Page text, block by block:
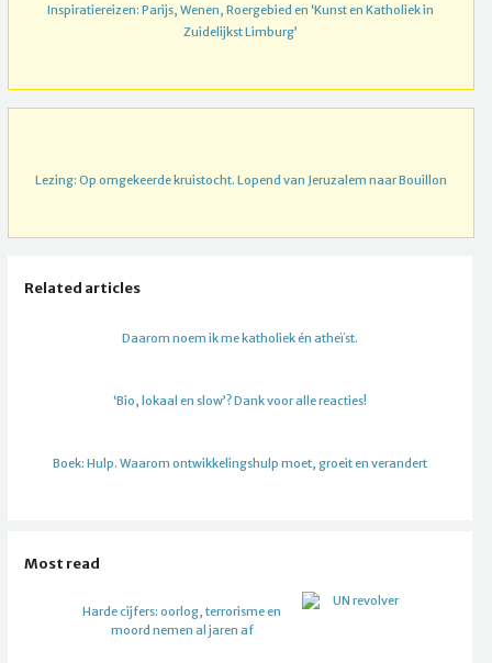
Inspiratiereizen: Parijs, Wenen, Roergebied en ‘Kunst en Katholiek in
Zuidelijkst Limburg’
Lezing: Op omgekeerde kruistocht. Lopend van Jeruzalem naar Bouillon
Related articles
Daarom noem ik me katholiek én atheïst.
‘Bio, lokaal en slow’? Dank voor alle reacties!
Boek: Hulp. Waarom ontwikkelingshulp moet, groeit en verandert
Most read
Harde cijfers: oorlog, terrorisme en
moord nemen al jaren af